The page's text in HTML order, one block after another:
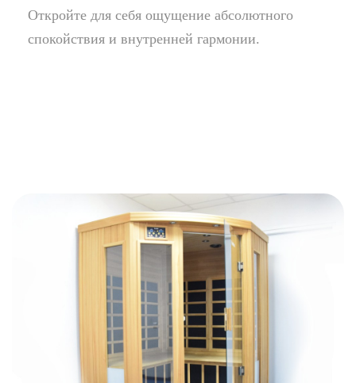
Откройте для себя ощущение абсолютного
спокойствия и внутренней гармонии.